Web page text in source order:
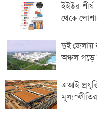
ইইউর শীর্ষ
থেকে
দুই জেলায়
অঞ্চল গড়ে
এআই